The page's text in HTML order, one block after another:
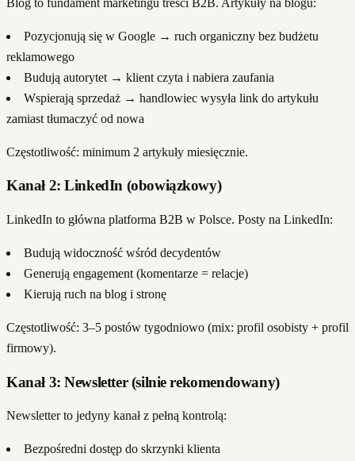
Pozycjonują się w Google → ruch organiczny bez budżetu
reklamowego
Budują autorytet → klient czyta i nabiera zaufania
Wspierają sprzedaż → handlowiec wysyła link do artykułu
zamiast tłumaczyć od nowa
Częstotliwość: minimum 2 artykuły miesięcznie.
Kanał 2: LinkedIn (obowiązkowy)
LinkedIn to główna platforma B2B w Polsce. Posty na LinkedIn:
Budują widoczność wśród decydentów
Generują engagement (komentarze = relacje)
Kierują ruch na blog i stronę
Częstotliwość: 3–5 postów tygodniowo (mix: profil osobisty + profil
firmowy).
Kanał 3: Newsletter (silnie rekomendowany)
Newsletter to jedyny kanał z pełną kontrolą:
Bezpośredni dostęp do skrzynki klienta